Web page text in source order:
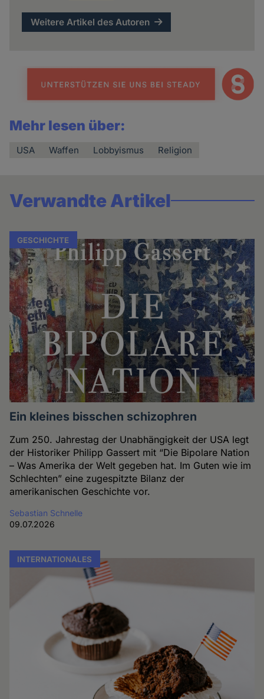
Weitere Artikel des Autoren
Mehr lesen über:
USA Waffen Lobbyismus Religion
Verwandte Artikel
GESCHICHTE
Ein kleines bisschen schizophren
Zum 250. Jahrestag der Unabhängigkeit der USA legt
der Historiker Philipp Gassert mit “Die Bipolare Nation
– Was Amerika der Welt gegeben hat. Im Guten wie im
Schlechten” eine zugespitzte Bilanz der
amerikanischen Geschichte vor.
Sebastian Schnelle
09.07.2026
INTERNATIONALES